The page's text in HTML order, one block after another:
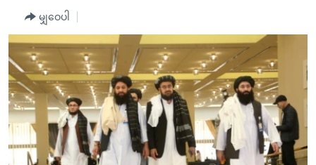
ကျော်
ကြည့်
ရန်
ပင်မ
အ
စာမျက်နှာ
အစ္စရေး-ပါလက်စတိုင်း
အင်္ဂလိပ်စာလေ့လာမယ်
အမေရိကန်သုံးအီဒီယံ
မကြေးမုံရဲ့ အင်္ဂလိပ်စာ
ရုပ်ရှင်ထဲက အင်္ဂလိပ်စာ
သုတပဒေသာ အင်္ဂလိပ်စာ
အပတ်စဉ်ကဏ္ဍများ
ရေဒီယို
တီဗွီ
ရေဒီယိုနှင့်ရုပ်သံ အချက်အလက်များ
ရေဒီယို/တီဗွီအစီအစဉ်
Learning English
မျှဝေပါ